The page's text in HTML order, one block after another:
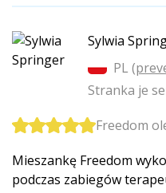
Sylwia
PL (
Stranka je
Freedom
Mieszankę Freedom
podczas zabiegów